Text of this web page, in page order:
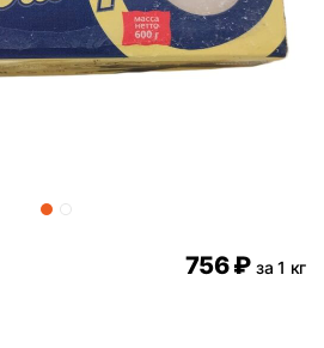
‍756‍₽ за 1 кг